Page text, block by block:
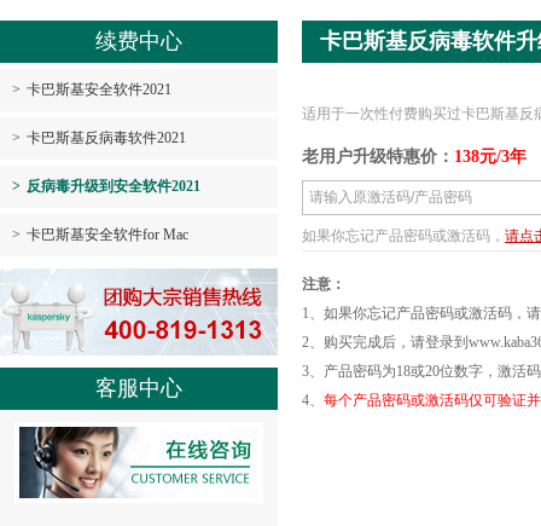
续费中心
> 卡巴斯基安全软件2021
> 卡巴斯基反病毒软件2021
> 反病毒升级到安全软件2021
> 卡巴斯基安全软件for Mac
客服中心
卡巴斯基反病毒软件
适用于一次性付费购买过卡巴斯基反
老用户升级特惠价： 138元/3年
如果你忘记产品密码或激活码， 请点
注意：
1、如果你忘记产品密码或激活码，请
2、购买完成后，请登录到
3、产品密码为18或20位数字，激活
4、 每个产品密码或激活码仅可验证